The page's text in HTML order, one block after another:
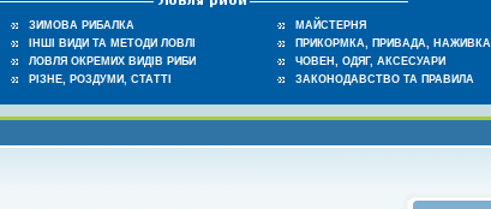
ЗИМОВА РИБАЛКА
ІНШІ ВИДИ ТА МЕТОДИ ЛОВЛІ
ЛОВЛЯ ОКРЕМИХ ВИДІВ РИБИ
РІЗНЕ, РОЗДУМИ, СТАТТІ
МАЙСТЕРНЯ
ПРИКОРМКА, ПРИВАДА, НАЖИВКА
ЧОВЕН, ОДЯГ, АКСЕСУАРИ
ЗАКОНОДАВСТВО ТА ПРАВИЛА